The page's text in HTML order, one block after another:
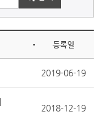
등록일
2019-06-19
2018-12-19